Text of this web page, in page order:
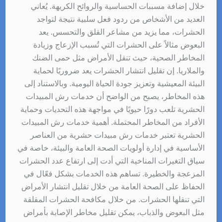
خلال إضافة مسببات الحساسية والروائح الكريهة. يُعاني
العديد من الأشخاص من ردود فعل سلبية نتيجة لتواجد
الحشرات، مما يزيد من مشاعر القلق والتحسس. يعد
البعوض مثالاً على الحشرات التي تُسبب الإزعاج وزيادة
المخاطر الصحية، حيث تنقل الأمراض مثل حمى الضنك
والملاريا. إن تقليل انتشار الحشرات يعد ضروريًا لحماية
البيئة المعيشية وتعزيز جودة الحياة اليومية. وبالاستناد إلى
هذه المخاطر، يصبح من الواضح أن خدمات رش المبيدات
الحشرية تلعب دورًا حيويًا في مواجهة هذه التحديات وحماية
الأفراد من المخاطر المحتملة. أهمية خدمات رش المبيدات
الحشرية تعتبر خدمات رش مبيدات حشرية من العناصر
الأساسية في إدارة أولويات الصحة العامة والبيئة، خاصة في
سياق التغيرات المناخية التي أدت إلى ارتفاع عدد الحشرات
المزعجة والخطيرة. تساهم هذه الخدمات بشكل فعّال في
الحفاظ على الصحة العامة من خلال تقليل انتشار الأمراض
التي تنقلها الحشرات. من خلال مكافحة الحشرات المقلقة
مثل البعوض والذباب، يمكن تقليل مخاطر الإصابة بأمراض